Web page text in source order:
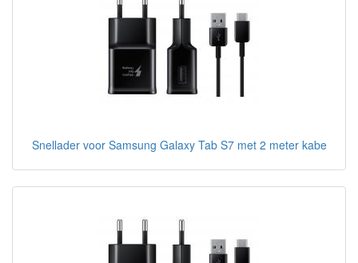
Snellader voor Samsung Galaxy Tab S7 met 2 meter kabe